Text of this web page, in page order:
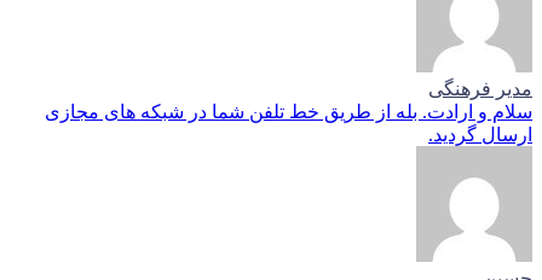
مدیر فرهنگی
سلام و ارادت. بله از طریق خط تلفن شما در شبکه های مجازی
ارسال گردید.